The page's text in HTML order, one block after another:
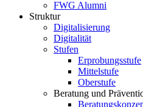
FWG Alumni
Struktur
Digitalisierung
Digitalität
Stufen
Erprobungsstufe
Mittelstufe
Oberstufe
Beratung und